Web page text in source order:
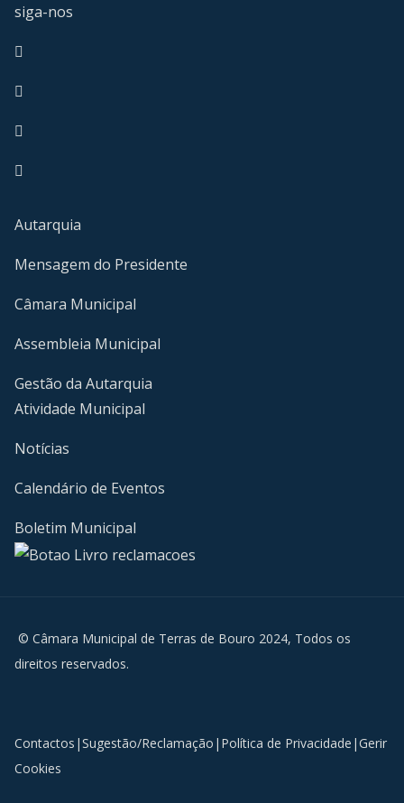
siga-nos
Autarquia
Mensagem do Presidente
Câmara Municipal
Assembleia Municipal
Gestão da Autarquia
Atividade Municipal
Notícias
Calendário de Eventos
Boletim Municipal
© Câmara Municipal de Terras de Bouro 2024, Todos os
direitos reservados.
Contactos |Sugestão/Reclamação | Política de Privacidade |Gerir
Cookies